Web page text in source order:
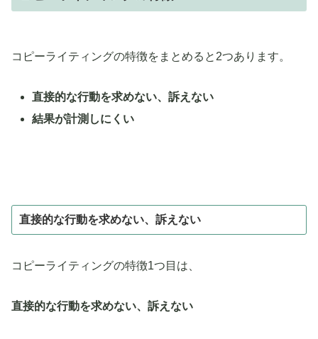
コピーライティングの特徴をまとめると2つあります。
直接的な行動を求めない、訴えない
結果が計測しにくい
直接的な行動を求めない、訴えない
コピーライティングの特徴1つ目は、
直接的な行動を求めない、訴えない